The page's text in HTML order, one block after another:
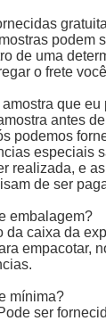
podem
de uma
o frete
que eu
antes
podemos
especiais
realizada, e
de ser
embalagem?
caixa da
empacotar,
mínima?
ser